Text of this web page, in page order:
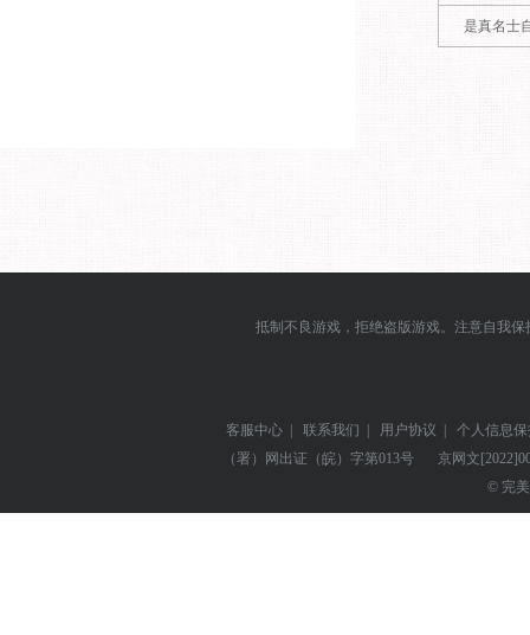
是真名士
抵制不良游戏，拒绝盗版游戏。注意自我
客服中心 | 联系我们 | 用户协议 |
个人信息
（署）网出证（皖）字第013号
京网文
© 完美